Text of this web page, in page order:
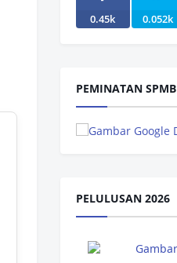
0.45k 0.052k
PEMINATAN SPMB
PELULUSAN 2026